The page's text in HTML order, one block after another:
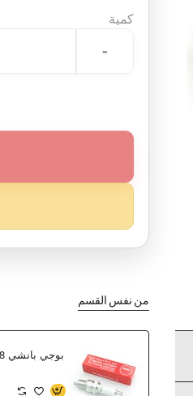
من نفس القسم
بوجي بانشي NGK 6278